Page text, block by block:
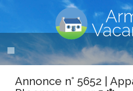
Annonce n° 5652 |